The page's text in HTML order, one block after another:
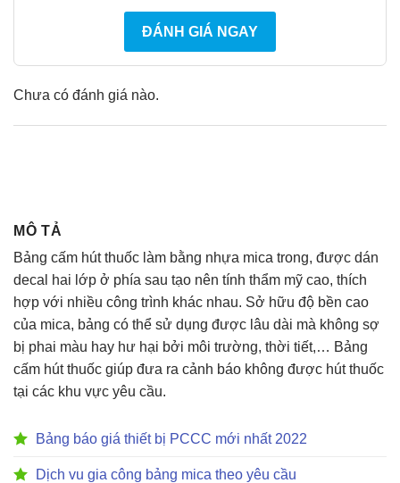
ĐÁNH GIÁ NGAY
Chưa có đánh giá nào.
MÔ TẢ
Bảng cấm hút thuốc làm bằng nhựa mica trong, được dán
decal hai lớp ở phía sau tạo nên tính thẩm mỹ cao, thích
hợp với nhiều công trình khác nhau. Sở hữu độ bền cao
của mica, bảng có thể sử dụng được lâu dài mà không sợ
bị phai màu hay hư hại bởi môi trường, thời tiết,… Bảng
cấm hút thuốc giúp đưa ra cảnh báo không được hút thuốc
tại các khu vực yêu cầu.
Bảng báo giá thiết bị PCCC mới nhất 2022
Dịch vu gia công bảng mica theo yêu cầu